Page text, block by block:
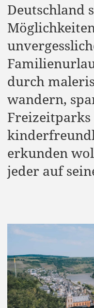
Deutschland
durch
wandern,
Freizeitparks
erkunden
jeder auf